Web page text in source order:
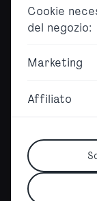
Cookie
del negozio:
Marketing
Affiliato
Partner
Barrierefreier
Declaration
Sitemap
German Version